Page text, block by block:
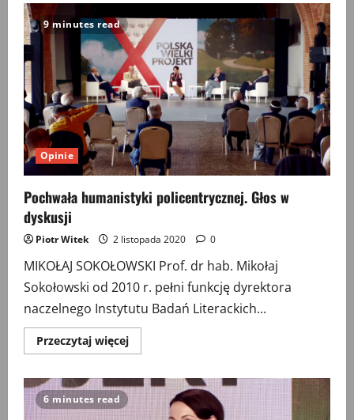
nam
się
nie
upiecze.
Raczej
zostaniemy
upieczeni.
Chyba
że
spełni
się
hasło
rewolty:
Kot
może
9 minutes read
Opinie
Pochwała humanistyki policentrycznej. Głos w
dyskusji
Piotr Witek 2 listopada 2020 0
MIKOŁAJ SOKOŁOWSKI Prof. dr hab. Mikołaj
Sokołowski od 2010 r. pełni funkcję dyrektora
naczelnego Instytutu Badań Literackich...
Przeczytaj więcejPrzeczytaj
więcej
humanistyki
policentrycznej.
Głos
6 minutes read